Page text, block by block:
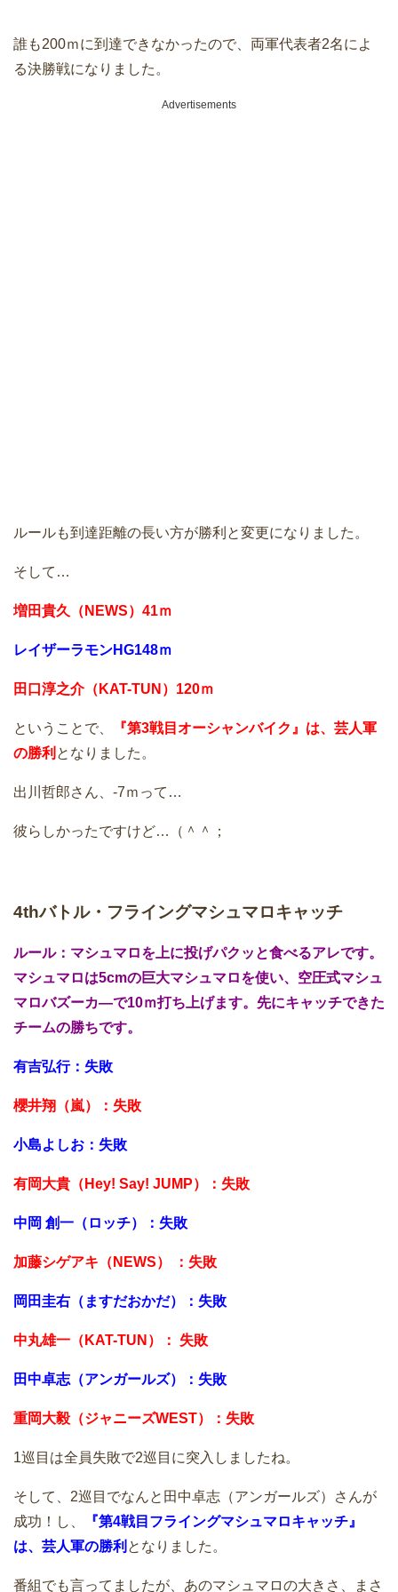
誰も200ｍに到達できなかったので、両軍代表者2名によ
る決勝戦になりました。
Advertisements
ルールも到達距離の長い方が勝利と変更になりました。
そして…
増田貴久（NEWS）41ｍ
レイザーラモンHG148ｍ
田口淳之介（KAT-TUN）120ｍ
ということで、
『第3戦目オーシャンバイク』は、芸人軍
の勝利 となりました。
出川哲郎さん、-7ｍって…
彼らしかったですけど…（＾＾；
4thバトル・フライングマシュマロキャッチ
ルール：マシュマロを上に投げパクッと食べるアレです。
マシュマロは5cmの巨大マシュマロを使い、空圧式マシュ
マロバズーカ―で10ｍ打ち上げます。先にキャッチできた
チームの勝ちです。
有吉弘行：失敗
櫻井翔（嵐）：失敗
小島よしお：失敗
有岡大貴（Hey! Say! JUMP）：失敗
中岡 創一（ロッチ）：失敗
加藤シゲアキ（NEWS） ：失敗
岡田圭右（ますだおかだ）：失敗
中丸雄一（KAT-TUN）： 失敗
田中卓志（アンガールズ）：失敗
重岡大毅（ジャニーズWEST）：失敗
1巡目は全員失敗で2巡目に突入しましたね。
そして、2巡目でなんと田中卓志（アンガールズ）さんが
成功！し、
『第4戦目フライングマシュマロキャッチ』
は、芸人軍の勝利 となりました。
番組でも言ってましたが、あのマシュマロの大きさ、まさ